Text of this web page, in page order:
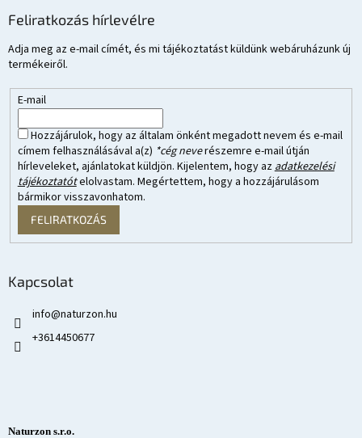
Feliratkozás hírlevélre
Adja meg az e-mail címét, és mi tájékoztatást küldünk webáruházunk új
termékeiről.
E-mail
Hozzájárulok, hogy az általam önként megadott nevem és e-mail
címem felhasználásával a(z) *cég neverészemre e-mail útján
hírleveleket, ajánlatokat küldjön. Kijelentem, hogy az adatkezelési
tájékoztatótelolvastam. Megértettem, hogy a hozzájárulásom
bármikor visszavonhatom.
FELIRATKOZÁS
Kapcsolat
info@naturzon.hu
+3614450677
Naturzon s.r.o.